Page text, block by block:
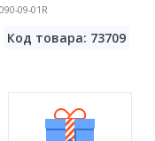
09-01R
Код товара: 73709